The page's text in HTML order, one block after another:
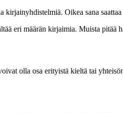
Oikea sana
eri määrän kirjaimia. Muista pitää
olla osa erityistä kieltä tai